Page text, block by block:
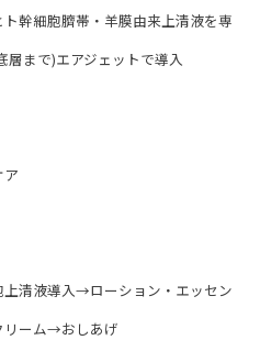
幹細胞臍帯・羊膜由来上清液を専
層まで)エアジェットで導入
ア
清液導入→ローション・エッセン
ーム→おしあげ